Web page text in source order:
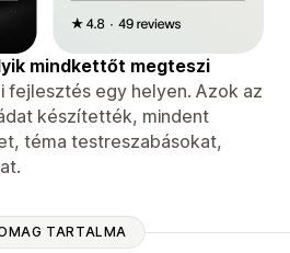
mindkettőt megteszi
fejlesztés egy helyen. Azok az
készítették, mindent
téma testreszabásokat,
TARTALMA